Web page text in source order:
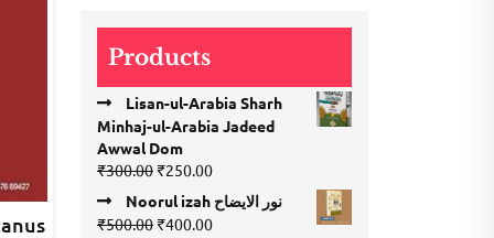
Products
Lisan-ul-Arabia Sharh
Minhaj-ul-Arabia Jadeed
Awwal Dom
₹300.00 Original
price
was:
₹250.00Current
price
is:
Noorul izah نور الایضاح
₹500.00 Original
₹400.00Current